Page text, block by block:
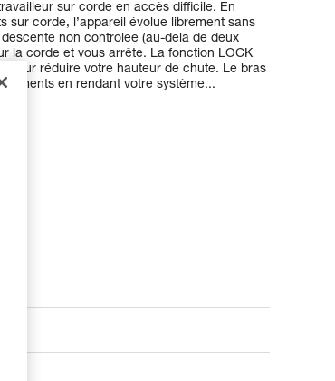
sur corde en accès difficile. En
sur corde, l’appareil évolue librement sans
non contrôlée (au-delà de deux
la corde et vous arrête. La fonction LOCK
pour réduire votre hauteur de chute. Le bras
en rendant votre système...